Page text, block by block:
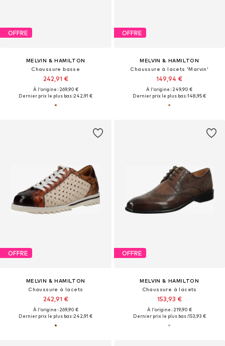
OFFRE
MELVIN & HAMILTON
Chaussure basse
242,91 €
À l'origine : 269,90 €
Dernier prix le plus bas :242,91 €
OFFRE
MELVIN & HAMILTON
Chaussure à lacets 'Marvin'
149,94 €
À l'origine : 249,90 €
Dernier prix le plus bas :148,95 €
OFFRE
MELVIN & HAMILTON
Chaussure à lacets
242,91 €
À l'origine : 269,90 €
Dernier prix le plus bas :242,91 €
OFFRE
MELVIN & HAMILTON
Chaussure à lacets
153,93 €
À l'origine : 219,90 €
Dernier prix le plus bas :153,93 €